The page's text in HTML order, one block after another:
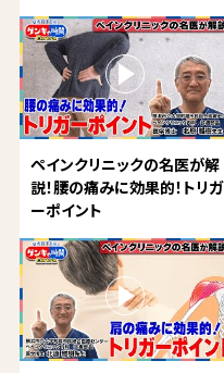
ペインクリニックの名医が解
説！腰の痛みに効果的！トリガ
ーポイント